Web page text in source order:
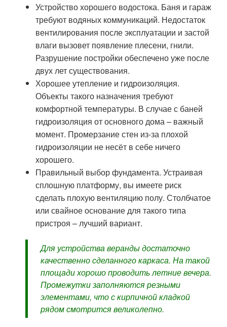
Устройство хорошего водостока. Баня и гараж
требуют водяных коммуникаций. Недостаток
вентилирования после эксплуатации и застой
влаги вызовет появление плесени, гнили.
Разрушение постройки обеспечено уже после
двух лет существования.
Хорошее утепление и гидроизоляция.
Объекты такого назначения требуют
комфортной температуры. В случае с баней
гидроизоляция от основного дома – важный
момент. Промерзание стен из-за плохой
гидроизоляции не несёт в себе ничего
хорошего.
Правильный выбор фундамента. Устраивая
сплошную платформу, вы имеете риск
сделать плохую вентиляцию полу. Столбчатое
или свайное основание для такого типа
пристроя – лучший вариант.
Для устройства веранды достаточно
качественно сделанного каркаса. На такой
площади хорошо проводить летние вечера.
Промежутки заполняются резными
элементами, что с кирпичной кладкой
рядом смотрится великолепно.